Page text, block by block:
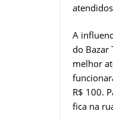
A
do Bazar
melhor
R$ 100.
fica na